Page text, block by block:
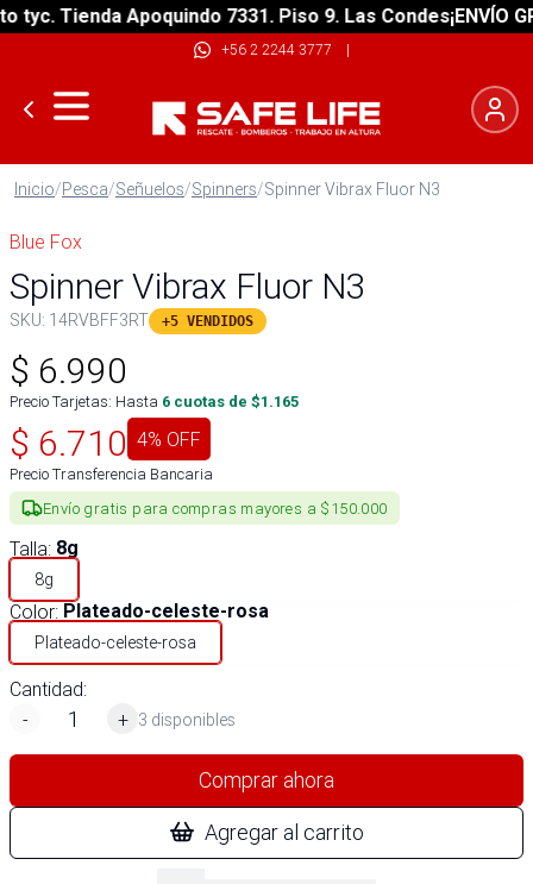
Tienda Apoquindo 7331. Piso 9. Las Condes¡ENVÍO
+56 2 2244 3777 |
Inicio/Pesca/Señuelos/Spinners/Spinner Vibrax Fluor N3
Blue Fox
Spinner Vibrax Fluor N3
SKU: 14RVBFF3RT +5 VENDIDOS
$ 6.990
Precio Tarjetas: Hasta 6 cuotas de $1.165
$ 6.710 4% OFF
Precio Transferencia Bancaria
Envío gratis para compras mayores a $150.000
Talla: 8g
8g
Color: Plateado-celeste-rosa
Plateado-celeste-rosa
Cantidad:
-
+ 3 disponibles
Comprar ahora
Agregar al carrito